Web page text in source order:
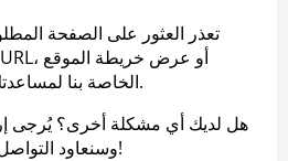
تعذر العثور على الصفحة
الخاصة بنا لمساعدتك في العثور على ما تريد.
هل لديك أي مشكلة أخرى؟ يُرجى
وسنعاود التواصل معك. شكرًا على صبرك!